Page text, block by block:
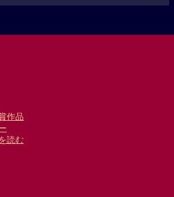
作品
読む